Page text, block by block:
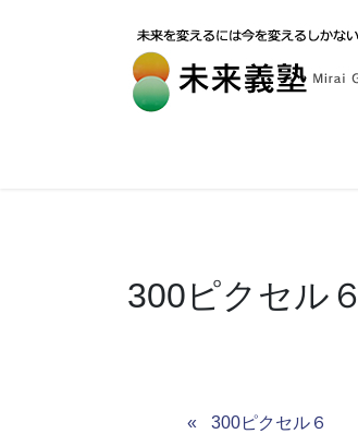
300ピクセル６
300ピクセル６